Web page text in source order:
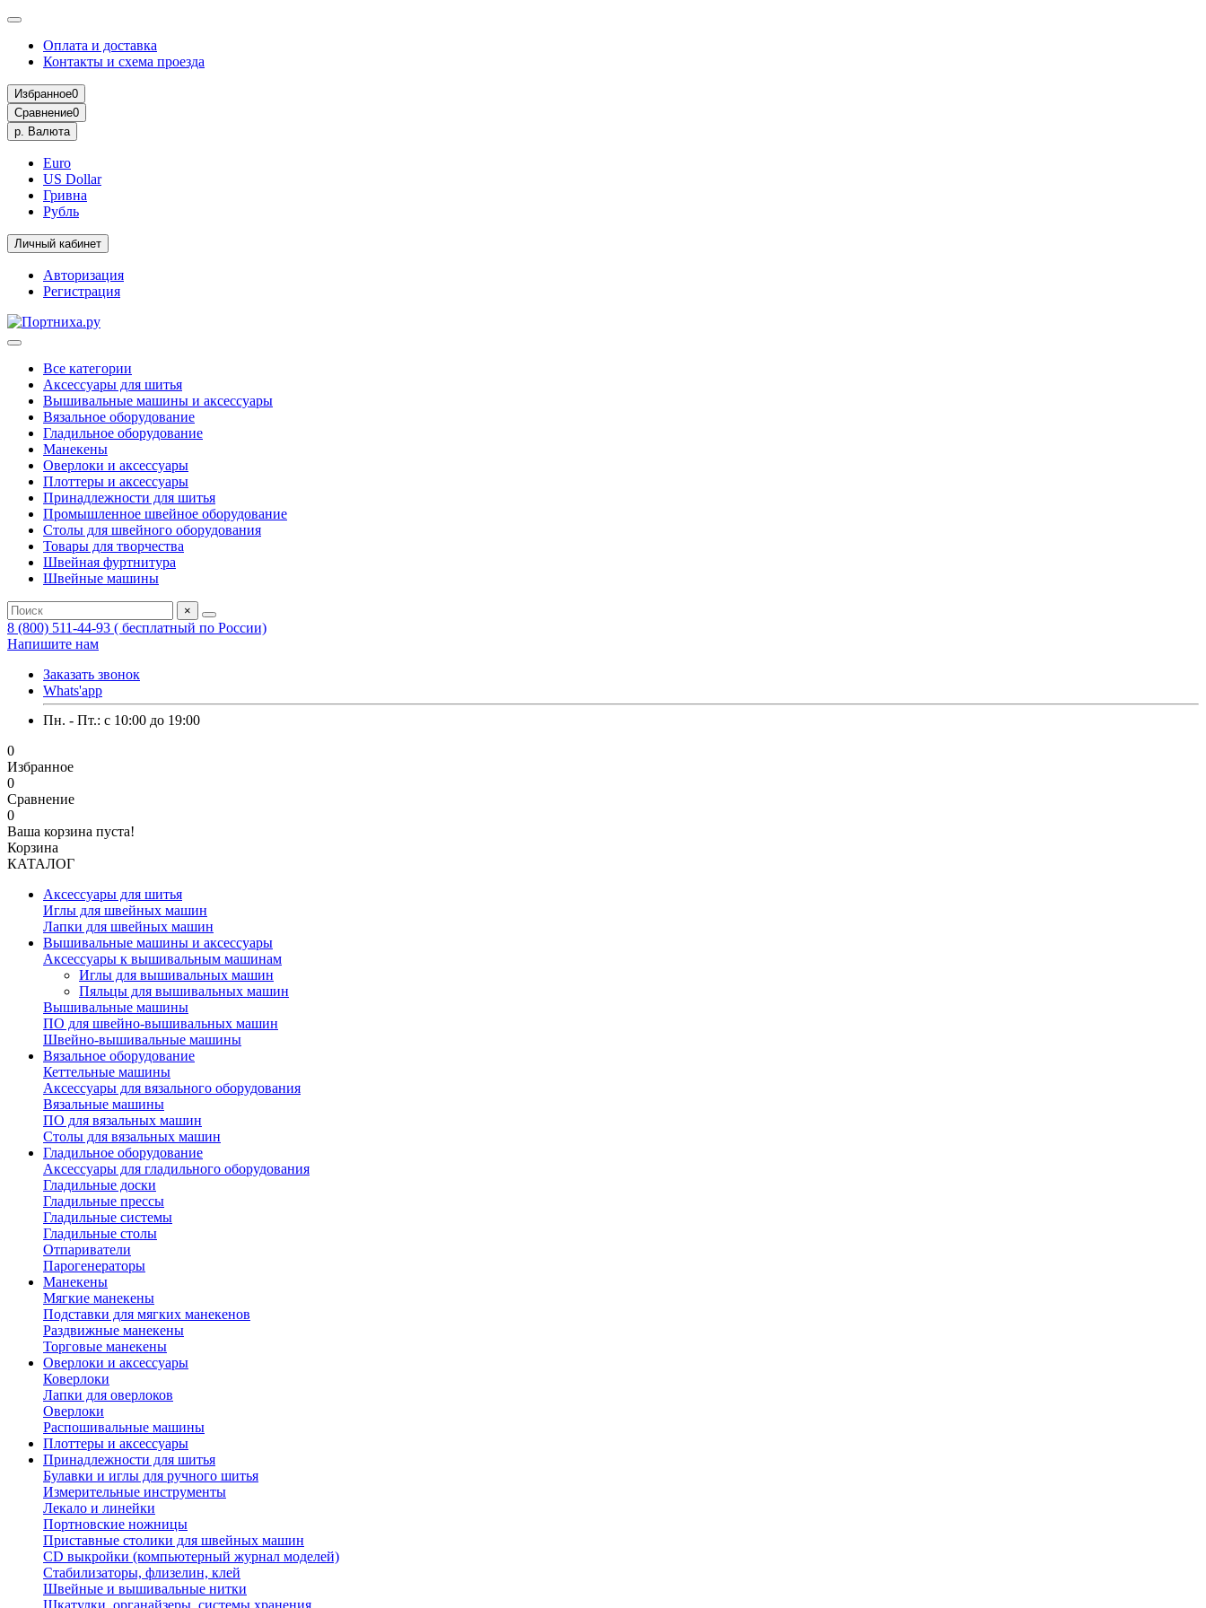
Оплата и доставка
Контакты и схема проезда
Избранное0
Сравнение0
р. Валюта
Euro
US Dollar
Гривна
Рубль
Личный кабинет
Авторизация
Регистрация
Все категории
Аксессуары для шитья
Вышивальные машины и аксессуары
Вязальное оборудование
Гладильное оборудование
Манекены
Оверлоки и аксессуары
Плоттеры и аксессуары
Принадлежности для шитья
Промышленное швейное оборудование
Столы для швейного оборудования
Товары для творчества
Швейная фуртнитура
Швейные машины
×
8 (800) 511-44-93 ( бесплатный по России)
Напишите нам
Заказать звонок
Whats'app
Пн. - Пт.: c 10:00 до 19:00
0
Избранное
0
Сравнение
0
Ваша корзина пуста!
Корзина
КАТАЛОГ
Аксессуары для шитья
Иглы для швейных машин
Лапки для швейных машин
Вышивальные машины и аксессуары
Аксессуары к вышивальным машинам
Иглы для вышивальных машин
Пяльцы для вышивальных машин
Вышивальные машины
ПО для швейно-вышивальных машин
Швейно-вышивальные машины
Вязальное оборудование
Кеттельные машины
Аксессуары для вязального оборудования
Вязальные машины
ПО для вязальных машин
Столы для вязальных машин
Гладильное оборудование
Аксессуары для гладильного оборудования
Гладильные доски
Гладильные прессы
Гладильные системы
Гладильные столы
Отпариватели
Парогенераторы
Манекены
Мягкие манекены
Подставки для мягких манекенов
Раздвижные манекены
Торговые манекены
Оверлоки и аксессуары
Коверлоки
Лапки для оверлоков
Оверлоки
Распошивальные машины
Плоттеры и аксессуары
Принадлежности для шитья
Булавки и иглы для ручного шитья
Измерительные инструменты
Лекало и линейки
Портновские ножницы
Приставные столики для швейных машин
СD выкройки (компьютерный журнал моделей)
Стабилизаторы, флизелин, клей
Швейные и вышивальные нитки
Шкатулки, органайзеры, системы хранения